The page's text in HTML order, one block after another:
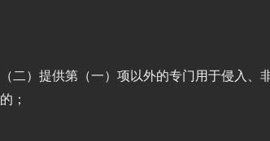
（二）提供第（一）项以外的专门用于侵入
的；